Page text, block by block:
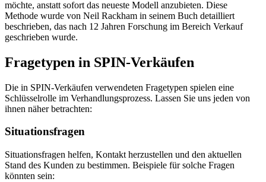
möchte, anstatt sofort das neueste Modell anzubieten. Diese
Methode wurde von Neil Rackham in seinem Buch detailliert
beschrieben, das nach 12 Jahren Forschung im Bereich Verkauf
geschrieben wurde.
Fragetypen in SPIN-Verkäufen
Die in SPIN-Verkäufen verwendeten Fragetypen spielen eine
Schlüsselrolle im Verhandlungsprozess. Lassen Sie uns jeden von
ihnen näher betrachten:
Situationsfragen
Situationsfragen helfen, Kontakt herzustellen und den aktuellen
Stand des Kunden zu bestimmen. Beispiele für solche Fragen
könnten sein: